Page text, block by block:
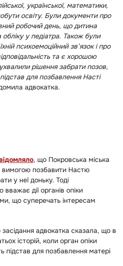
української, математики,
освіту. Були документи про
робочий день, що дитина
обліку у педіатра. Також були
психоемоційний зв’язок і про
та є хорошою
рішення забрати позов,
для позбавлення Насті
адвокатка.
, що Покровська міська
вимогою позбавити Настю
у неї доньку. Тоді
дії органів опіки
що суперечать інтересам
адвокатка сказала, що в
історій, коли орган опіки
підстав для позбавлення матері